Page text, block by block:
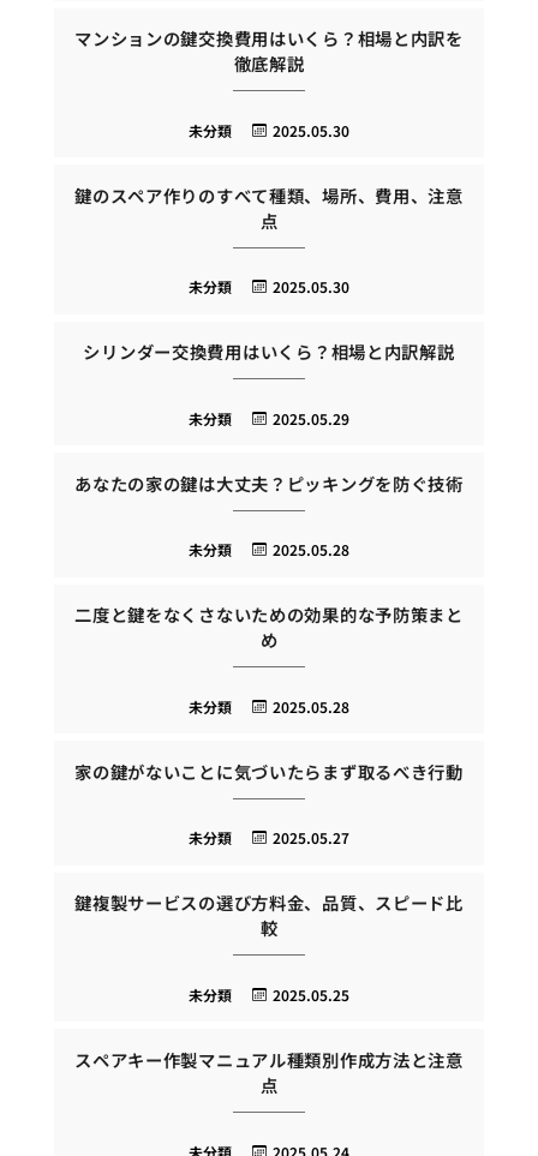
マンションの鍵交換費用はいくら？相場と内訳を
徹底解説
2025.05.30
未分類
鍵のスペア作りのすべて種類、場所、費用、注意
点
2025.05.30
未分類
シリンダー交換費用はいくら？相場と内訳解説
2025.05.29
未分類
あなたの家の鍵は大丈夫？ピッキングを防ぐ技術
2025.05.28
未分類
二度と鍵をなくさないための効果的な予防策まと
め
2025.05.28
未分類
家の鍵がないことに気づいたらまず取るべき行動
2025.05.27
未分類
鍵複製サービスの選び方料金、品質、スピード比
較
2025.05.25
未分類
スペアキー作製マニュアル種類別作成方法と注意
点
2025.05.24
未分類